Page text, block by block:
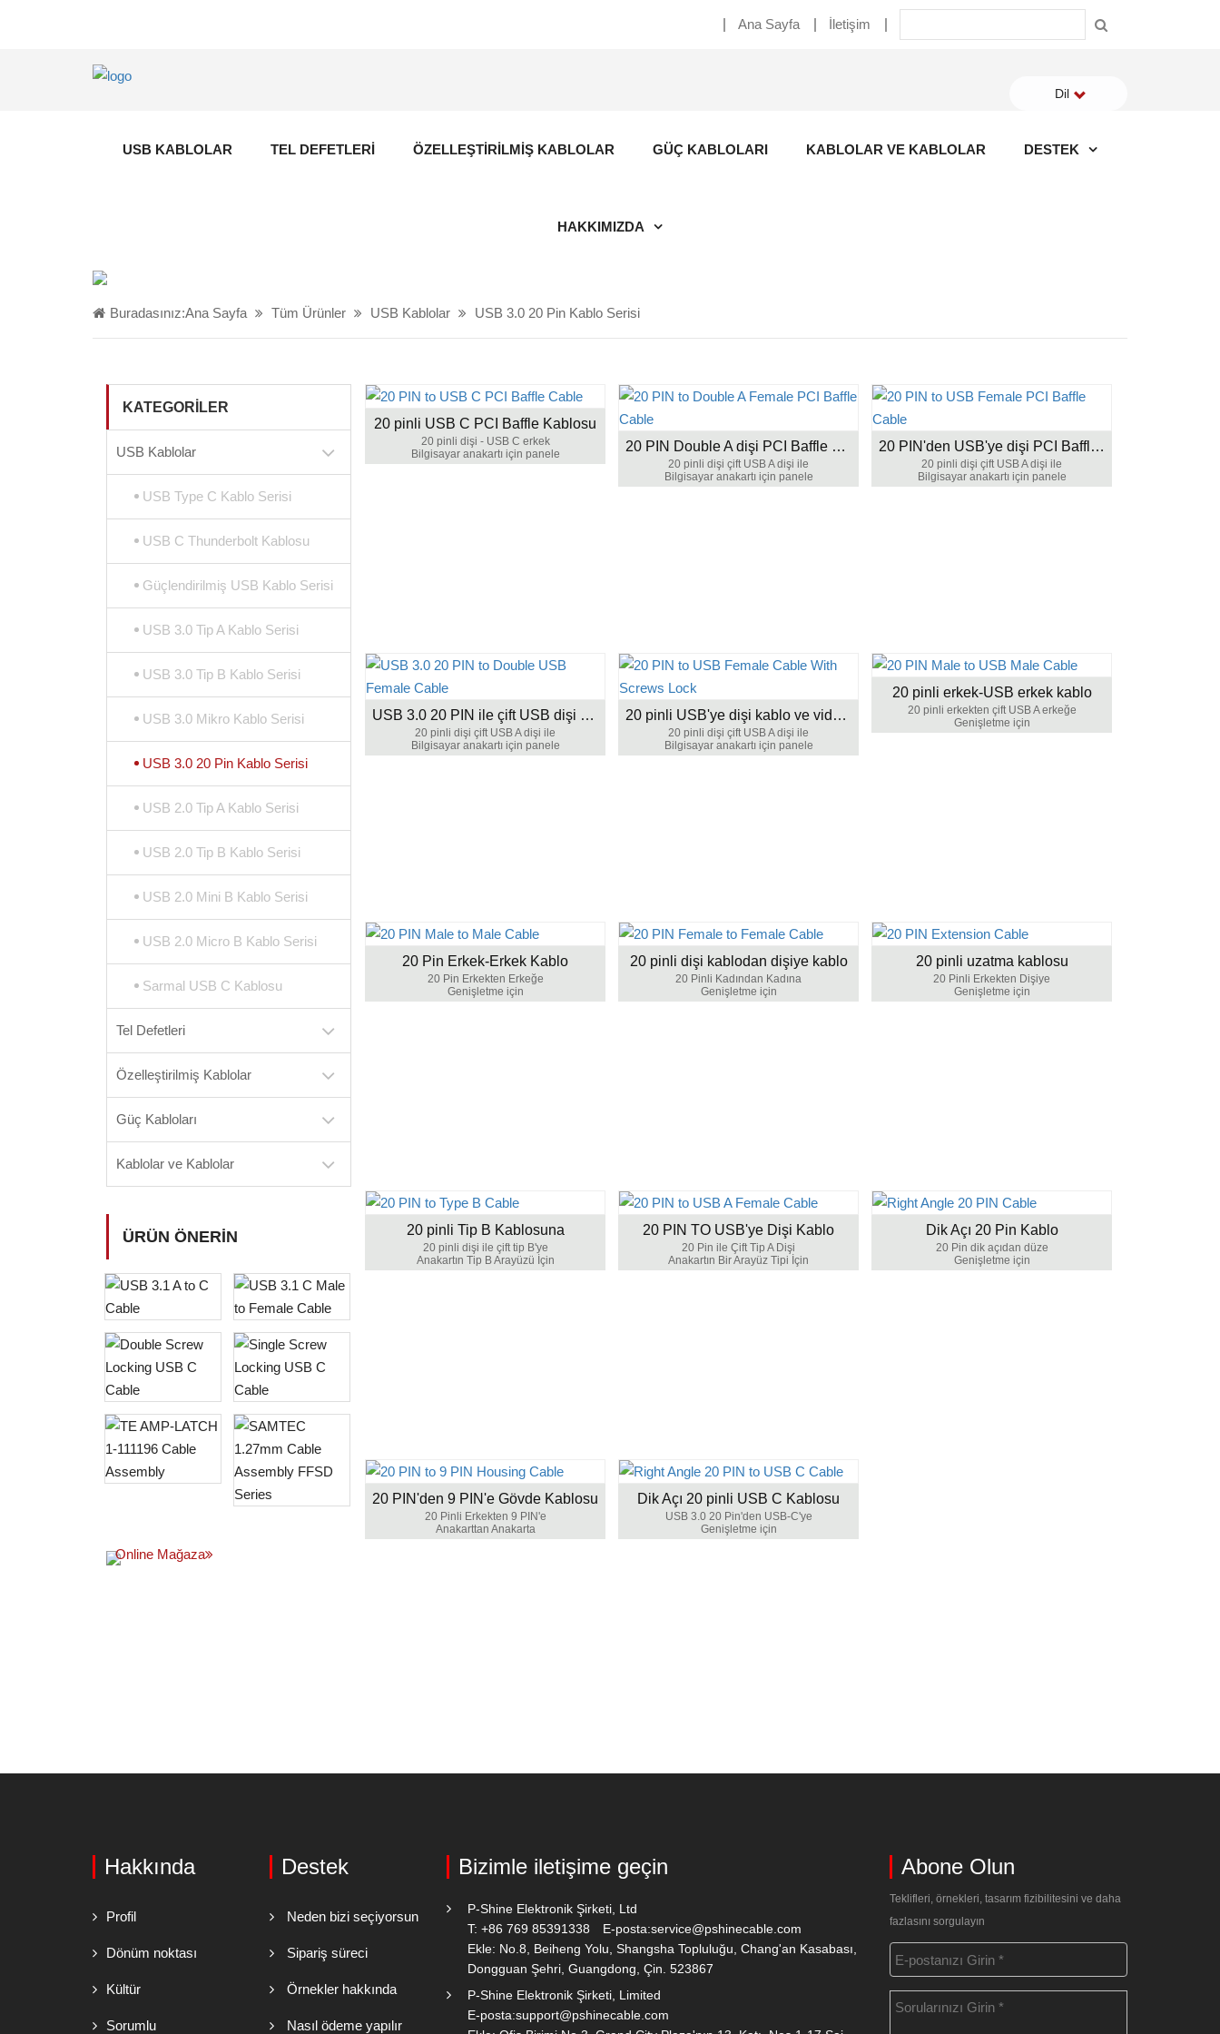
Ana Sayfa İletişim
Dil
USB KABLOLAR TEL DEFETLERI ÖZELLEŞTIRILMIŞ KABLOLAR GÜÇ KABLOLARI KABLOLAR VE KABLOLAR DESTEK
HAKKIMIZDA
Buradasınız:Ana Sayfa Tüm Ürünler USB Kablolar USB 3.0 20 Pin Kablo Serisi
20 pinli USB C PCI Baffle Kablosu
20 pinli dişi - USB C erkek
Bilgisayar anakartı için panele
20 PIN Double A dişi PCI Baffle Kablosuna
20 pinli dişi çift USB A dişi ile
Bilgisayar anakartı için panele
20 PIN'den USB'ye dişi PCI Baffle Kablosu
20 pinli dişi çift USB A dişi ile
Bilgisayar anakartı için panele
USB 3.0 20 PIN ile çift USB dişi kabloya
20 pinli dişi çift USB A dişi ile
Bilgisayar anakartı için panele
20 pinli USB'ye dişi kablo ve vidalı kilitli
20 pinli dişi çift USB A dişi ile
Bilgisayar anakartı için panele
20 pinli erkek-USB erkek kablo
20 pinli erkekten çift USB A erkeğe
Genişletme için
20 Pin Erkek-Erkek Kablo
20 Pin Erkekten Erkeğe
Genişletme için
20 pinli dişi kablodan dişiye kablo
20 Pinli Kadından Kadına
Genişletme için
20 pinli uzatma kablosu
20 Pinli Erkekten Dişiye
Genişletme için
20 pinli Tip B Kablosuna
20 pinli dişi ile çift tip B'ye
Anakartın Tip B Arayüzü İçin
20 PIN TO USB'ye Dişi Kablo
20 Pin ile Çift Tip A Dişi
Anakartın Bir Arayüz Tipi İçin
Dik Açı 20 Pin Kablo
20 Pin dik açıdan düze
Genişletme için
20 PIN'den 9 PIN'e Gövde Kablosu
20 Pinli Erkekten 9 PIN'e
Anakarttan Anakarta
Dik Açı 20 pinli USB C Kablosu
USB 3.0 20 Pin'den USB-C'ye
Genişletme için
KATEGORILER
USB Kablolar
USB Type C Kablo Serisi
USB C Thunderbolt Kablosu
Güçlendirilmiş USB Kablo Serisi
USB 3.0 Tip A Kablo Serisi
USB 3.0 Tip B Kablo Serisi
USB 3.0 Mikro Kablo Serisi
USB 3.0 20 Pin Kablo Serisi
USB 2.0 Tip A Kablo Serisi
USB 2.0 Tip B Kablo Serisi
USB 2.0 Mini B Kablo Serisi
USB 2.0 Micro B Kablo Serisi
Sarmal USB C Kablosu
Tel Defetleri
Özelleştirilmiş Kablolar
Güç Kabloları
Kablolar ve Kablolar
ÜRÜN ÖNERIN
Online Mağaza
Hakkında
Profil
Dönüm noktası
Kültür
Sorumlu
Destek
Neden bizi seçiyorsun
Sipariş süreci
Örnekler hakkında
Nasıl ödeme yapılır
Bizimle iletişime geçin
P-Shine Elektronik Şirketi, Ltd
T: +86 769 85391338
E-posta:service@pshinecable.com
Ekle: No.8, Beiheng Yolu, Shangsha Topluluğu, Chang'an Kasabası,
Dongguan Şehri, Guangdong, Çin. 523867
P-Shine Elektronik Şirketi, Limited
E-posta:support@pshinecable.com
Abone Olun
Teklifleri, örnekleri, tasarım fizibilitesini ve daha
fazlasını sorgulayın